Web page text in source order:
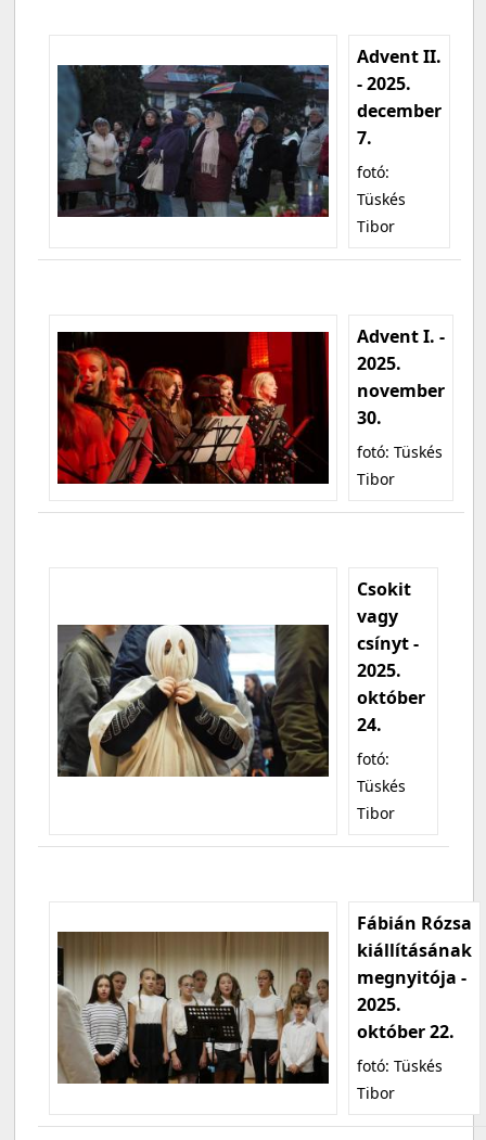
Advent II.
- 2025.
december
7.
fotó:
Tüskés
Tibor
Advent I. -
2025.
november
30.
fotó: Tüskés
Tibor
Csokit
vagy
csínyt -
2025.
október
24.
fotó:
Tüskés
Tibor
Fábián Rózsa
kiállításának
megnyitója -
2025.
október 22.
fotó: Tüskés
Tibor